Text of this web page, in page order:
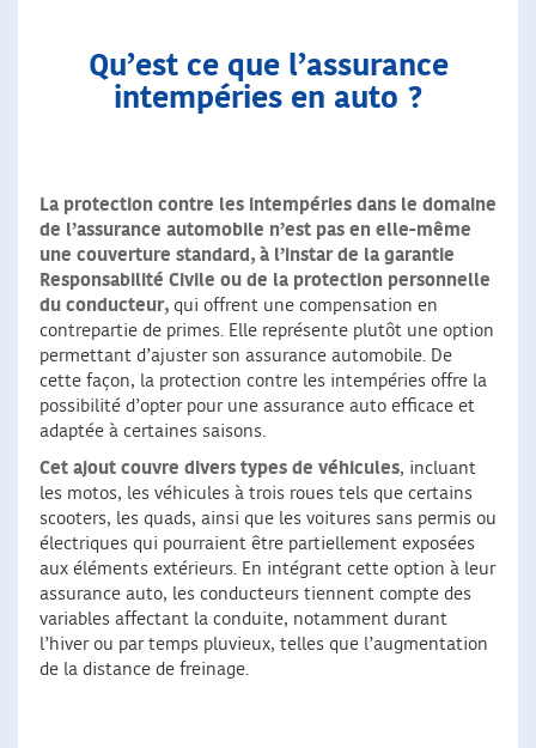
Qu’est ce que l’assurance
intempéries en auto ?
La protection contre les intempéries dans le domaine
de l’assurance automobile n’est pas en elle-même
une couverture standard, à l’instar de la garantie
Responsabilité Civile ou de la protection personnelle
du conducteur, qui offrent une compensation en
contrepartie de primes. Elle représente plutôt une option
permettant d’ajuster son assurance automobile. De
cette façon, la protection contre les intempéries offre la
possibilité d’opter pour une assurance auto efficace et
adaptée à certaines saisons.
Cet ajout couvre divers types de véhicules, incluant
les motos, les véhicules à trois roues tels que certains
scooters, les quads, ainsi que les voitures sans permis ou
électriques qui pourraient être partiellement exposées
aux éléments extérieurs. En intégrant cette option à leur
assurance auto, les conducteurs tiennent compte des
variables affectant la conduite, notamment durant
l’hiver ou par temps pluvieux, telles que l’augmentation
de la distance de freinage.